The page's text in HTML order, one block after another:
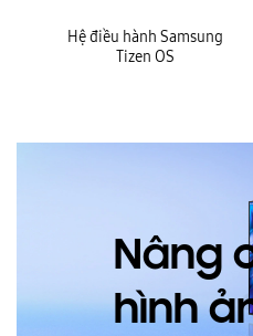
Hệ điều hành Samsung
Tizen OS
Nâng
hình